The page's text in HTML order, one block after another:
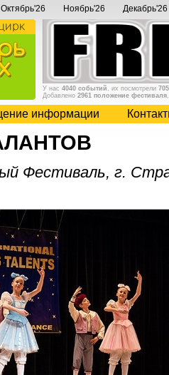
Октябрь'26 Ноябрь'26 Декабрь'26
У нас 4040 событий , их посмотрели
Добавлено 2961 положение фестиваля
информации
Фестиваль, г.